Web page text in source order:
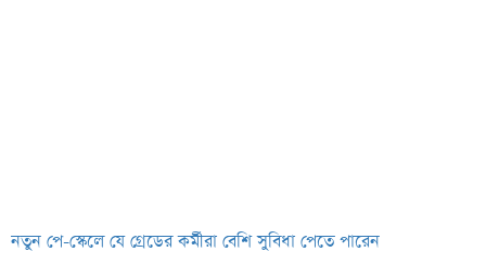
নতুন পে-স্কেলে যে গ্রেডের কর্মীরা বেশি সুবিধা পেতে পারেন